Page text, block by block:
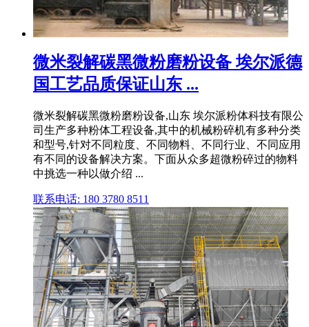
微米裂解碳黑微粉磨粉设备 埃尔派德
国工艺品质保证山东 ...
微米裂解碳黑微粉磨粉设备,山东 埃尔派粉体科技有限公
司生产多种粉体工程设备,其中的机械粉碎机有多种分类
和型号,针对不同粒度、不同物料、不同行业、不同应用
有不同的设备解决方案。下面从众多超微粉碎过的物料
中挑选一种以做介绍 ...
联系电话: 180 3780 8511